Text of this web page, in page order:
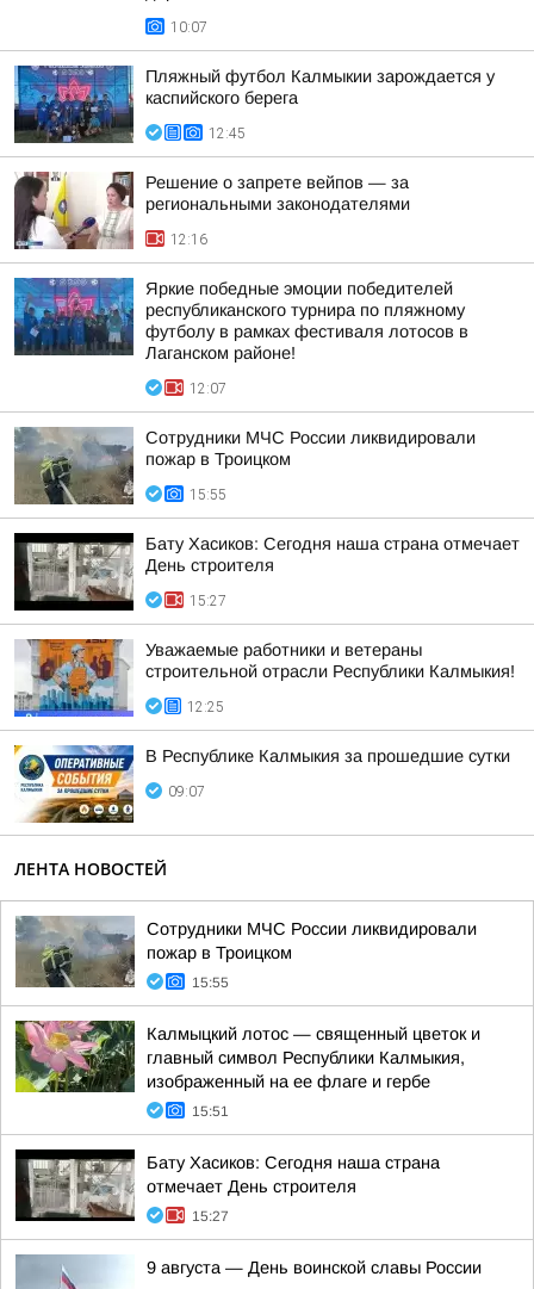
10:07
Пляжный футбол Калмыкии зарождается у
каспийского берега
12:45
Решение о запрете вейпов — за
региональными законодателями
12:16
Яркие победные эмоции победителей
республиканского турнира по пляжному
футболу в рамках фестиваля лотосов в
Лаганском районе!
12:07
Сотрудники МЧС России ликвидировали
пожар в Троицком
15:55
Бату Хасиков: Сегодня наша страна отмечает
День строителя
15:27
Уважаемые работники и ветераны
строительной отрасли Республики Калмыкия!
12:25
В Республике Калмыкия за прошедшие сутки
09:07
ЛЕНТА НОВОСТЕЙ
Сотрудники МЧС России ликвидировали
пожар в Троицком
15:55
Калмыцкий лотос — священный цветок и
главный символ Республики Калмыкия,
изображенный на ее флаге и гербе
15:51
Бату Хасиков: Сегодня наша страна
отмечает День строителя
15:27
9 августа — День воинской славы России